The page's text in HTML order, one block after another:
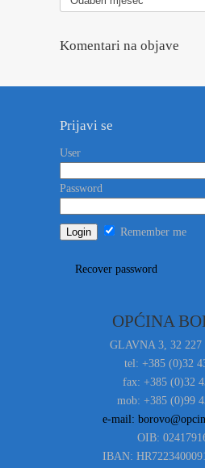
vesti
Komentari na objave
Prijavi se
User
Password
Remember me
Recover password
OPĆINA
GLAVNA 3, 32 227
tel: +385 (0)32
fax: +385 (0)32
mob: +385 (0)99
e-mail:
OIB:
IBAN: